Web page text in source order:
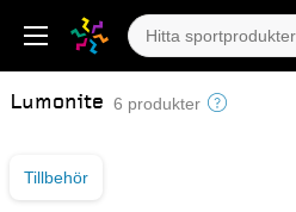
Lumonite 6 produkter
Tillbehör